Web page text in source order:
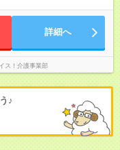
詳細へ
ス！介護事業部
♪